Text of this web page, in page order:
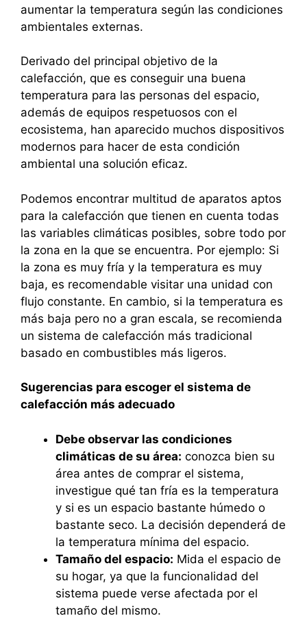
aumentar la temperatura según las condiciones
ambientales externas.
Derivado del principal objetivo de la
calefacción, que es conseguir una buena
temperatura para las personas del espacio,
además de equipos respetuosos con el
ecosistema, han aparecido muchos dispositivos
modernos para hacer de esta condición
ambiental una solución eficaz.
Podemos encontrar multitud de aparatos aptos
para la calefacción que tienen en cuenta todas
las variables climáticas posibles, sobre todo por
la zona en la que se encuentra. Por ejemplo: Si
la zona es muy fría y la temperatura es muy
baja, es recomendable visitar una unidad con
flujo constante. En cambio, si la temperatura es
más baja pero no a gran escala, se recomienda
un sistema de calefacción más tradicional
basado en combustibles más ligeros.
Sugerencias para escoger el sistema de
calefacción más adecuado
Debe observar las condiciones
climáticas de su área: conozca bien su
área antes de comprar el sistema,
investigue qué tan fría es la temperatura
y si es un espacio bastante húmedo o
bastante seco. La decisión dependerá de
la temperatura mínima del espacio.
Tamaño del espacio: Mida el espacio de
su hogar, ya que la funcionalidad del
sistema puede verse afectada por el
tamaño del mismo.